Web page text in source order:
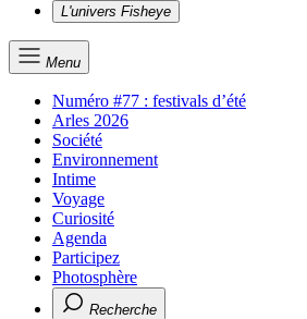
L'univers Fisheye
Menu
Numéro #77 : festivals d’été
Arles 2026
Société
Environnement
Intime
Voyage
Curiosité
Agenda
Participez
Photosphère
Recherche